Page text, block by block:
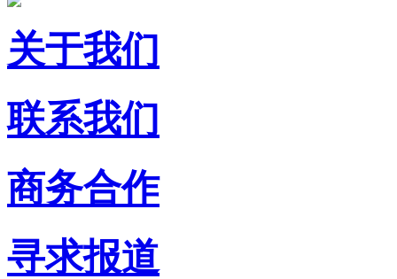
关于我们
联系我们
商务合作
寻求报道